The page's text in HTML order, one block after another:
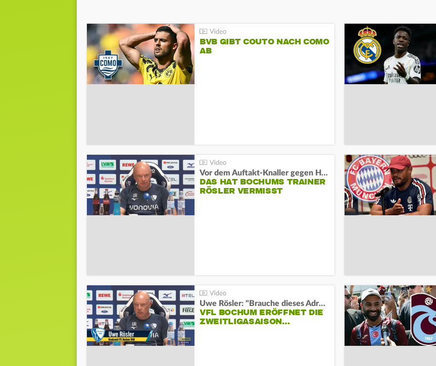
BVB GIBT COUTO NACH COMO
AB
Vor dem Auftakt-Knaller gegen Hertha:
DAS HAT BOCHUMS TRAINER
RÖSLER VERMISST
Uwe Rösler: "Brauche dieses Adrenalin"
VFL BOCHUM ERÖFFNET DIE
ZWEITLIGASAISON…